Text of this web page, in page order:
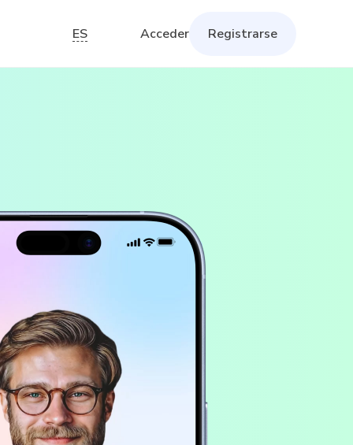
ES Acceder Registrarse